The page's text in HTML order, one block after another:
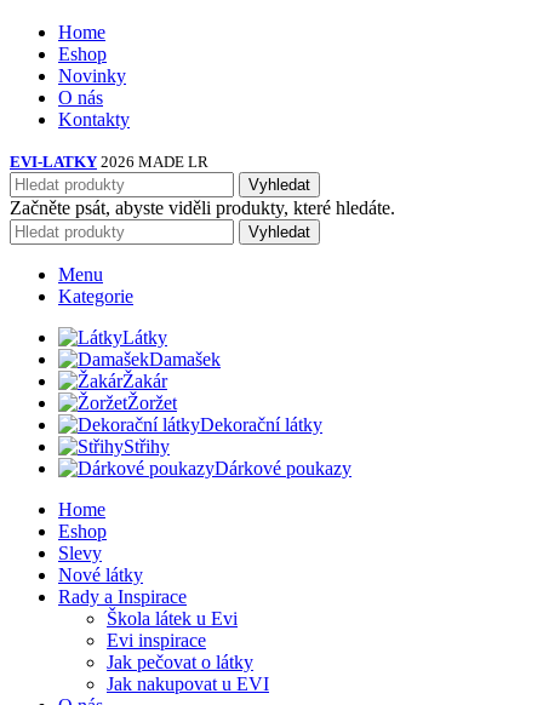
Home
Eshop
Novinky
O nás
Kontakty
EVI-LATKY 2026 MADE LR
Vyhledat
Začněte psát, abyste viděli produkty, které hledáte.
Vyhledat
Menu
Kategorie
Látky
Damašek
Žakár
Žoržet
Dekorační látky
Střihy
Dárkové poukazy
Home
Eshop
Slevy
Nové látky
Rady a Inspirace
Škola látek u Evi
Evi inspirace
Jak pečovat o látky
Jak nakupovat u EVI